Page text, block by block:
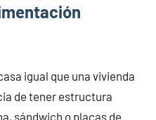
igual que una vivienda
de tener estructura
sándwich o placas de